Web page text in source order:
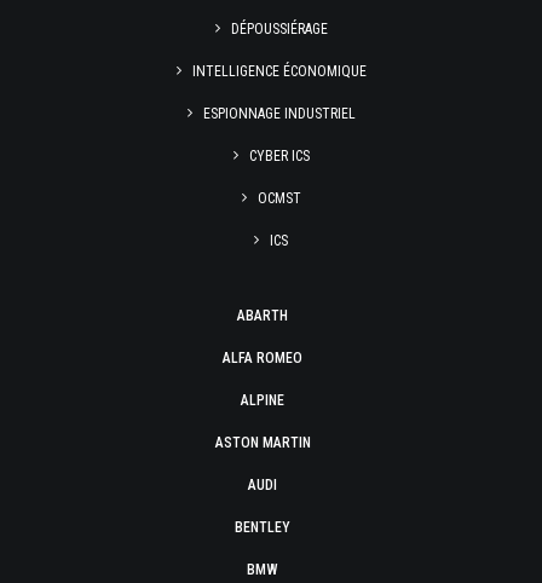
DÉPOUSSIÉRAGE
INTELLIGENCE ÉCONOMIQUE
ESPIONNAGE INDUSTRIEL
CYBER ICS
OCMST
ICS
ABARTH
ALFA ROMEO
ALPINE
ASTON MARTIN
AUDI
BENTLEY
BMW